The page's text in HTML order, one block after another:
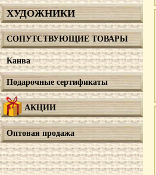
ХУДОЖНИКИ
СОПУТСТВУЮЩИЕ ТОВАРЫ
Канва
Подарочные сертификаты
АКЦИИ
Оптовая продажа